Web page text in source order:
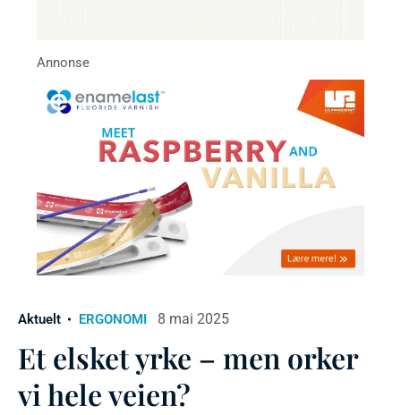
Aktuelt ERGONOMI 8 mai 2025
Et elsket yrke – men orker
vi hele veien?